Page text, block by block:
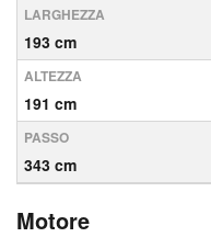
LARGHEZZA
193 cm
ALTEZZA
191 cm
PASSO
343 cm
Motore